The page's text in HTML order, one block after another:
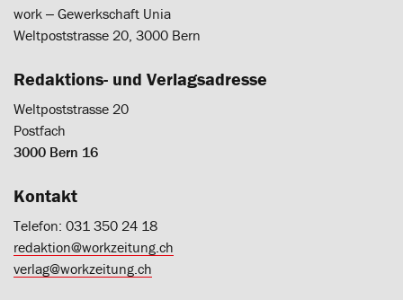
work ‒ Gewerkschaft Unia
Weltpoststrasse 20, 3000 Bern
Redaktions- und Verlagsadresse
Weltpoststrasse 20
Postfach
3000 Bern 16
Kontakt
Telefon: 031 350 24 18
redaktion@workzeitung.ch
verlag@workzeitung.ch